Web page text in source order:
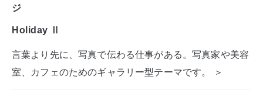
ジ
Holiday Ⅱ
言葉より先に、写真で伝わる仕事がある。写真家や美容
室、カフェのためのギャラリー型テーマです。 ＞